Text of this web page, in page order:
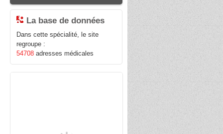
La base de données
Dans cette spécialité, le site
regroupe :
54708 adresses médicales